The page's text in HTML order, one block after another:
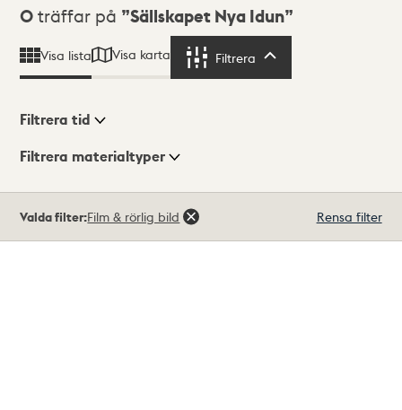
Sökresultat
0 träffar på Sällskapet Nya Idun
Visa lista Visa karta Filtrera
Visningsläge
Filtrera tid
Filtrera materialtyper
träffar
Valda filter:Film & rörlig bild Rensa filter